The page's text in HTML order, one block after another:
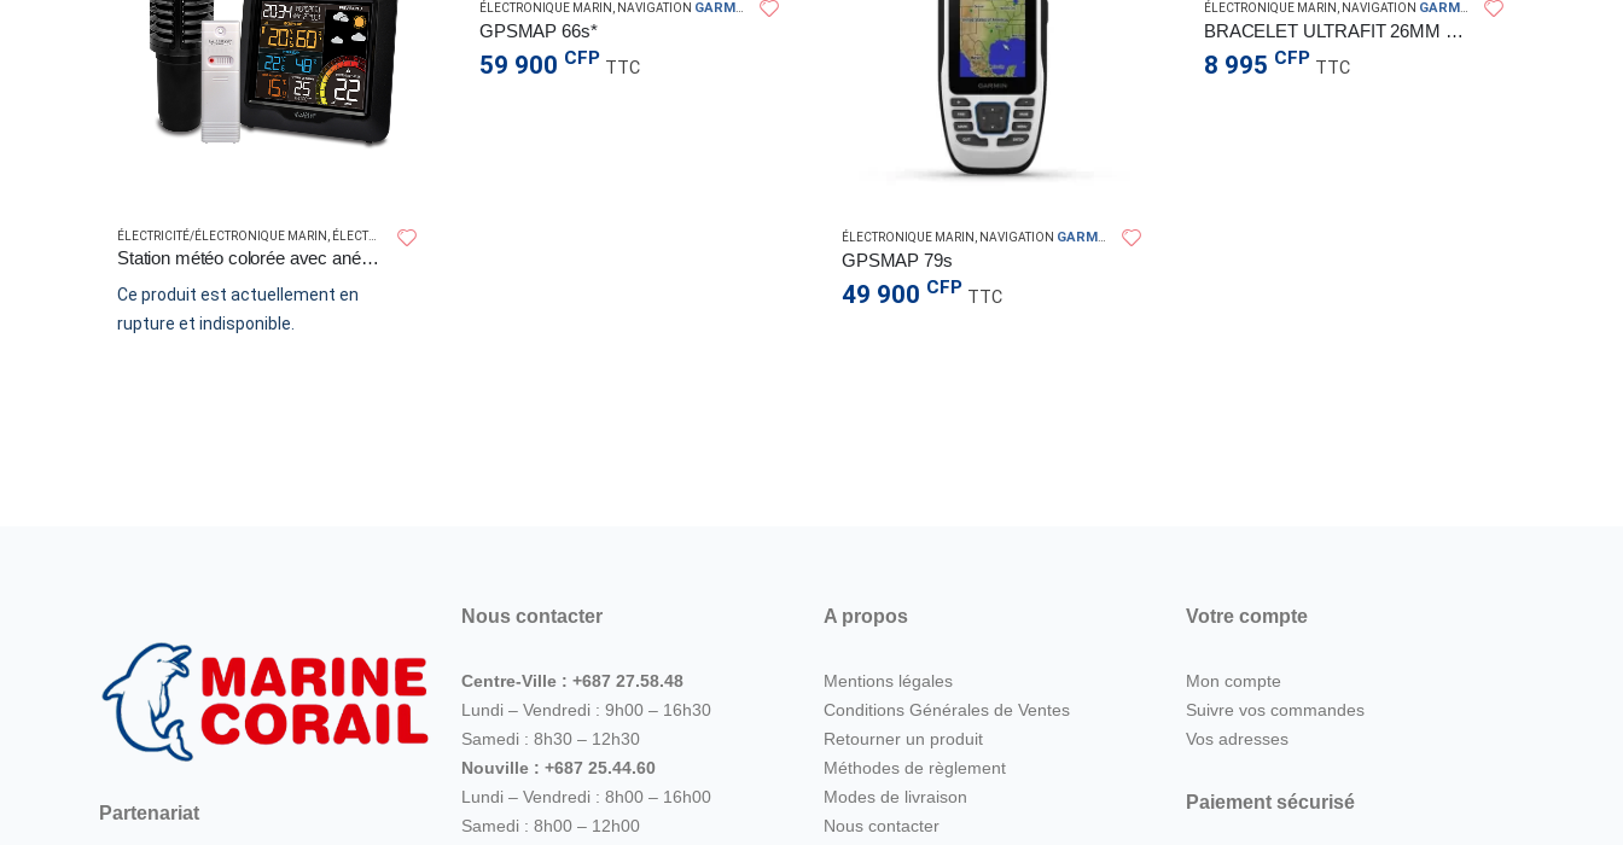
NAUTISME,NAVIGATION
ÉLECTRICITÉ/ÉLECTRONIQUE MARIN , ÉLECTRONIQUE MARIN
Station météo colorée avec anémomètre
Ce produit est actuellement en
rupture et indisponible.
ÉLECTRONIQUE MARIN , NAVIGATION GARMIN
GPSMAP 66s*
59 900 CFP TTC
ÉLECTRONIQUE MARIN , NAVIGATION GARMIN
GPSMAP 79s
49 900 CFP TTC
ÉLECTRONIQUE MARIN , NAVIGATION GARMIN
BRACELET ULTRAFIT 26MM GRIS
8 995 CFP TTC
Partenariat
Nous contacter
Centre-Ville : +687 27.58.48
Lundi – Vendredi : 9h00 – 16h30
Samedi : 8h30 – 12h30
Nouville : +687 25.44.60
Lundi – Vendredi : 8h00 – 16h00
Samedi : 8h00 – 12h00
A propos
Mentions légales
Conditions Générales de Ventes
Retourner un produit
Méthodes de règlement
Modes de livraison
Nous contacter
Votre compte
Mon compte
Suivre vos commandes
Vos adresses
Paiement sécurisé